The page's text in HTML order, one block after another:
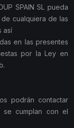
SPAIN SL pueda
cualquiera de las
así
en las presentes
por la Ley en
podrán contactar
se cumplan con el